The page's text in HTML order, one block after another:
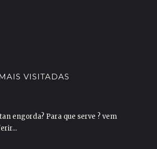
VISITADAS
engorda? Para que serve ? vem